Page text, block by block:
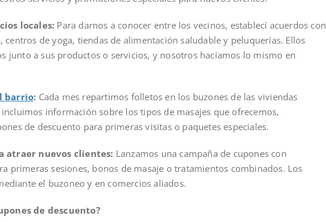
locales: Para darnos a conocer entre los vecinos, establecí acuerdos con
centros de yoga, tiendas de alimentación saludable y peluquerías. Ellos
junto a sus productos o servicios, y nosotros hacíamos lo mismo en
barrio: Cada mes repartimos folletos en los buzones de las viviendas
incluimos información sobre los tipos de masajes que ofrecemos,
de descuento para primeras visitas o paquetes especiales.
atraer nuevos clientes: Lanzamos una campaña de cupones con
primeras sesiones, bonos de masaje o tratamientos combinados. Los
el buzoneo y en comercios aliados.
de descuento?